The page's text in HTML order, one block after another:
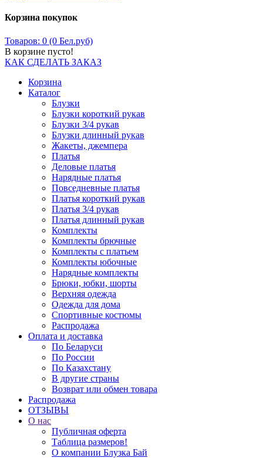
Корзина покупок
Товаров: 0 (0 Бел.руб)
В корзине пусто!
КАК СДЕЛАТЬ ЗАКАЗ
Корзина
Каталог
Блузки
Блузки короткий рукав
Блузки 3/4 рукав
Блузки длинный рукав
Жакеты, джемпера
Платья
Деловые платья
Нарядные платья
Повседневные платья
Платья короткий рукав
Платья 3/4 рукав
Платья длинный рукав
Комплекты
Комплекты брючные
Комплекты с платьем
Комплекты юбочные
Нарядные комплекты
Брюки, юбки, шорты
Верхняя одежда
Одежда для дома
Спортивные костюмы
Распродажа
Оплата и доставка
По Беларуси
По России
По Казахстану
В другие страны
Возврат или обмен товара
Распродажа
ОТЗЫВЫ
О нас
Публичная оферта
Таблица размеров!
О компании Блузка Бай